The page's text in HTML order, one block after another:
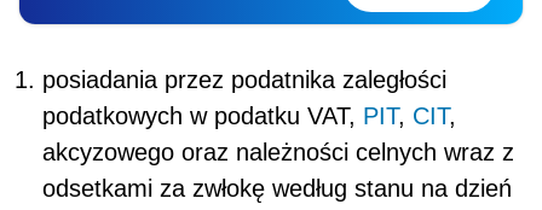
posiadania przez podatnika zaległości
podatkowych w podatku VAT, PIT, CIT,
akcyzowego oraz należności celnych wraz z
odsetkami za zwłokę według stanu na dzień